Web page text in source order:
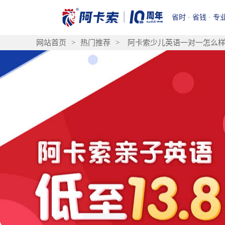
省时 · 省钱 · 专
网站首页 > 热门推荐 > 阿卡索少儿英语一对一怎么样